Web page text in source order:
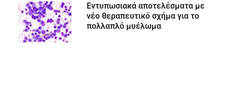
Εντυπωσιακά αποτελέσματα με
νέο θεραπευτικό σχήμα για το
πολλαπλό μυέλωμα